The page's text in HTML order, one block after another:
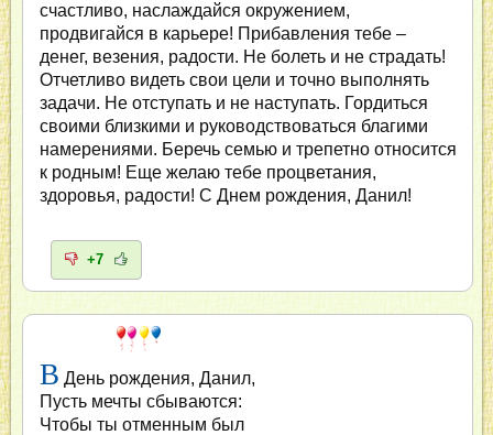
счастливо, наслаждайся окружением,
продвигайся в карьере! Прибавления тебе –
денег, везения, радости. Не болеть и не страдать!
Отчетливо видеть свои цели и точно выполнять
задачи. Не отступать и не наступать. Гордиться
своими близкими и руководствоваться благими
намерениями. Беречь семью и трепетно относится
к родным! Еще желаю тебе процветания,
здоровья, радости! С Днем рождения, Данил!
+7
В День рождения, Данил,
Пусть мечты сбываются:
Чтобы ты отменным был